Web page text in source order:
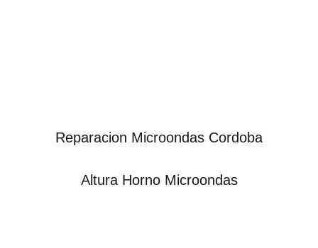
Reparacion Microondas Cordoba
Altura Horno Microondas